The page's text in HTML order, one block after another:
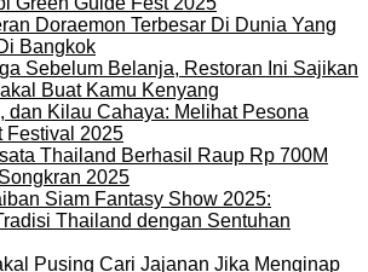
Doraemon Terbesar Di Dunia Yang
Bangkok
Sebelum Belanja, Restoran Ini Sajikan
Buat Kamu Kenyang
dan Kilau Cahaya: Melihat Pesona
Festival 2025
Thailand Berhasil Raup Rp 700M
2025
Siam Fantasy Show 2025:
Thailand dengan Sentuhan
Pusing Cari Jajanan Jika Menginap